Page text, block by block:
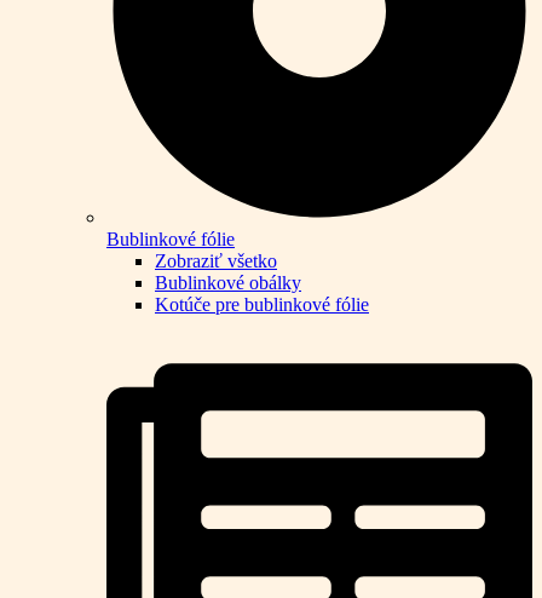
Bublinkové fólie
Zobraziť všetko
Bublinkové obálky
Kotúče pre bublinkové fólie